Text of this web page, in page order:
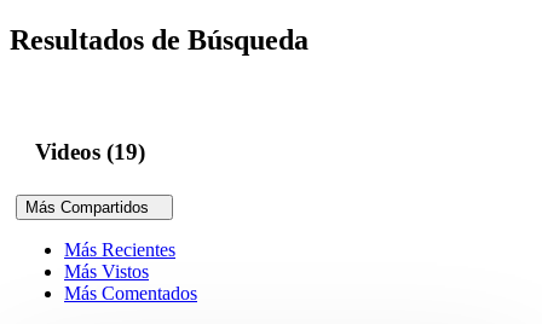
Resultados de Búsqueda
Videos (19)
Más Compartidos
Más Recientes
Más Vistos
Más Comentados